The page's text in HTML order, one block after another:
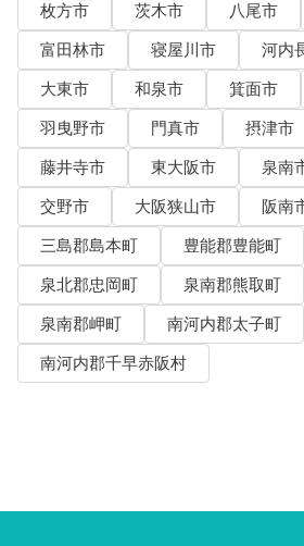
枚方市
茨木市 八尾市
富田林市
寝屋川市 河内
大東市
和泉市 箕面市
羽曳野市
門真市 摂津市
藤井寺市
東大阪市 泉南
交野市
大阪狭山市
阪南
三島郡島本町
豊能郡豊能町
泉北郡忠岡町
泉南郡熊取町
泉南郡岬町
南河内郡太子町
南河内郡千早赤阪村